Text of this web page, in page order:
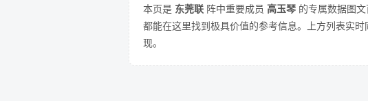
本页是 东莞联 阵中重要成员 高玉琴 的专属数据图
都能在这里找到极具价值的参考信息。上方列表实
现。